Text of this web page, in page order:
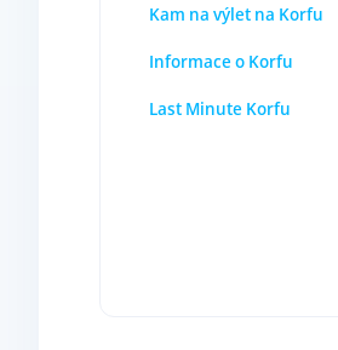
Kam na výlet na Korfu
Informace o Korfu
Last Minute Korfu